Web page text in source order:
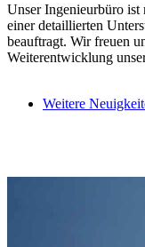
Unser Ingenieurbüro
einer detaillierten
beauftragt. Wir freuen
Weiterentwicklung
Weitere